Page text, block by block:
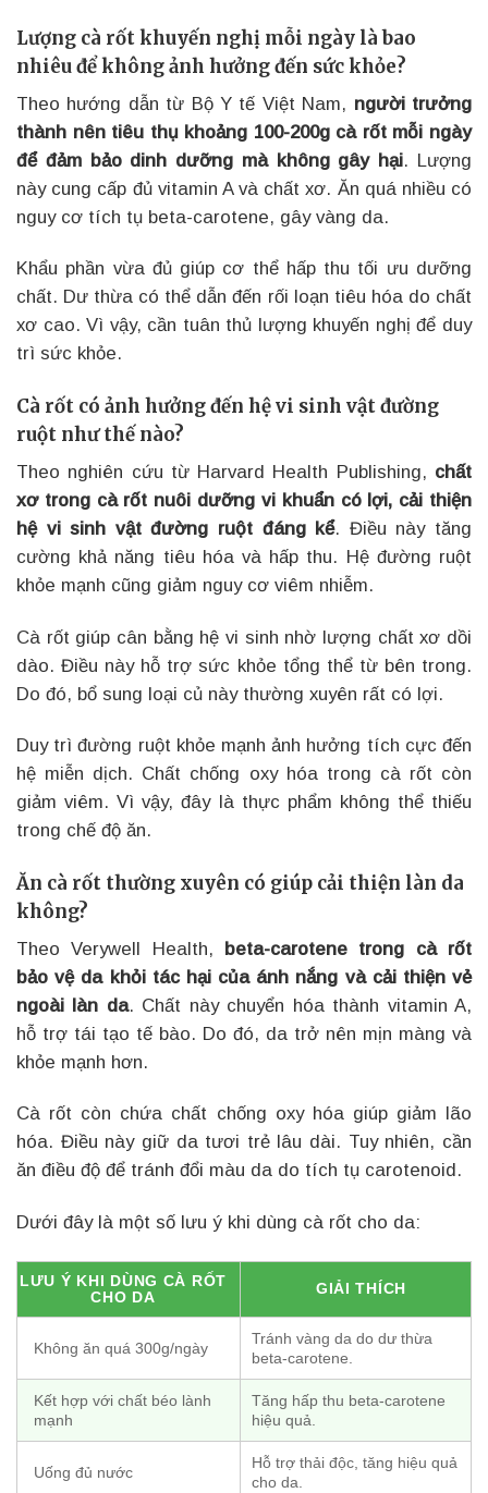
Lượng cà rốt khuyến nghị mỗi ngày là bao
nhiêu để không ảnh hưởng đến sức khỏe?
Theo hướng dẫn từ Bộ Y tế Việt Nam, người trưởng
thành nên tiêu thụ khoảng 100-200g cà rốt mỗi ngày
để đảm bảo dinh dưỡng mà không gây hại. Lượng
này cung cấp đủ vitamin A và chất xơ. Ăn quá nhiều có
nguy cơ tích tụ beta-carotene, gây vàng da.
Khẩu phần vừa đủ giúp cơ thể hấp thu tối ưu dưỡng
chất. Dư thừa có thể dẫn đến rối loạn tiêu hóa do chất
xơ cao. Vì vậy, cần tuân thủ lượng khuyến nghị để duy
trì sức khỏe.
Cà rốt có ảnh hưởng đến hệ vi sinh vật đường
ruột như thế nào?
Theo nghiên cứu từ Harvard Health Publishing, chất
xơ trong cà rốt nuôi dưỡng vi khuẩn có lợi, cải thiện
hệ vi sinh vật đường ruột đáng kể. Điều này tăng
cường khả năng tiêu hóa và hấp thu. Hệ đường ruột
khỏe mạnh cũng giảm nguy cơ viêm nhiễm.
Cà rốt giúp cân bằng hệ vi sinh nhờ lượng chất xơ dồi
dào. Điều này hỗ trợ sức khỏe tổng thể từ bên trong.
Do đó, bổ sung loại củ này thường xuyên rất có lợi.
Duy trì đường ruột khỏe mạnh ảnh hưởng tích cực đến
hệ miễn dịch. Chất chống oxy hóa trong cà rốt còn
giảm viêm. Vì vậy, đây là thực phẩm không thể thiếu
trong chế độ ăn.
Ăn cà rốt thường xuyên có giúp cải thiện làn da
không?
Theo Verywell Health, beta-carotene trong cà rốt
bảo vệ da khỏi tác hại của ánh nắng và cải thiện vẻ
ngoài làn da. Chất này chuyển hóa thành vitamin A,
hỗ trợ tái tạo tế bào. Do đó, da trở nên mịn màng và
khỏe mạnh hơn.
Cà rốt còn chứa chất chống oxy hóa giúp giảm lão
hóa. Điều này giữ da tươi trẻ lâu dài. Tuy nhiên, cần
ăn điều độ để tránh đổi màu da do tích tụ carotenoid.
Dưới đây là một số lưu ý khi dùng cà rốt cho da:
LƯU Ý KHI DÙNG CÀ RỐT
CHO DA
GIẢI THÍCH
Không ăn quá 300g/ngày
Tránh vàng da do dư thừa
beta-carotene.
Kết hợp với chất béo lành
mạnh
Tăng hấp thu beta-carotene
hiệu quả.
Uống đủ nước
Hỗ trợ thải độc, tăng hiệu quả
cho da.